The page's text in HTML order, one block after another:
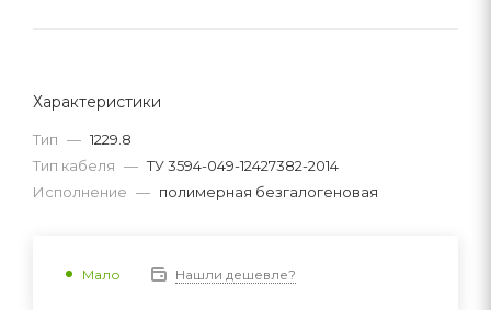
Характеристики
Тип — 1229.8
Тип кабеля — ТУ 3594-049-12427382-2014
Исполнение — полимерная безгалогеновая
Мало Нашли дешевле?